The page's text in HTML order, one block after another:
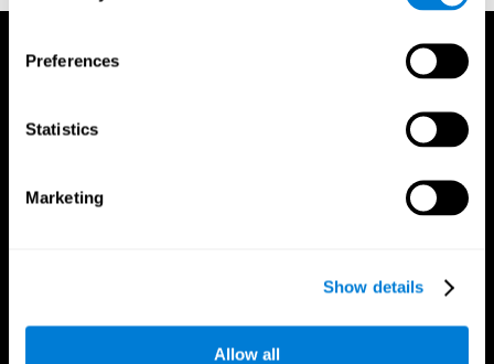
Preferences
Statistics
Marketing
Show details
Allow all